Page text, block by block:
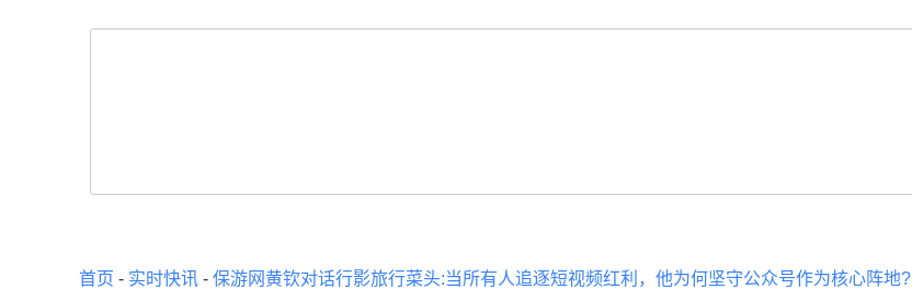
首页 - 实时快讯 - 保游网黄钦对话行影旅行菜头:当所有人追逐短视频红利，他为何坚守公众号作为核心阵地?